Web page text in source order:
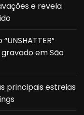
e revela
em São
principais estreias